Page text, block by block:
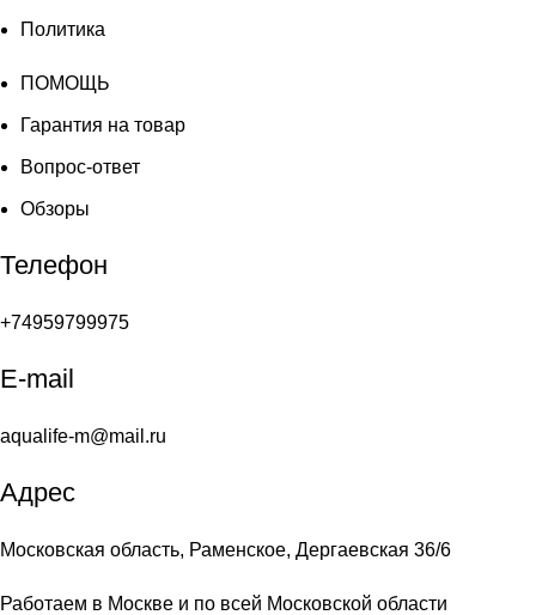
Политика
ПОМОЩЬ
Гарантия на товар
Вопрос-ответ
Обзоры
Телефон
+74959799975
E-mail
aqualife-m@mail.ru
Адрес
Московская область, Раменское, Дергаевская 36/6
Работаем в Москве и по всей Московской области